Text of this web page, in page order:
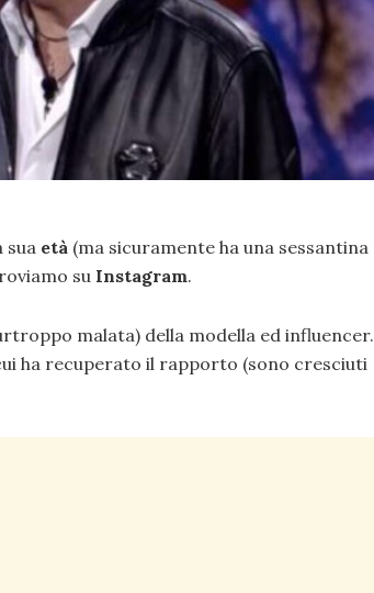
sua età (ma sicuramente ha una sessantina
su Instagram.
malata) della modella ed influencer.
ha recuperato il rapporto (sono cresciuti